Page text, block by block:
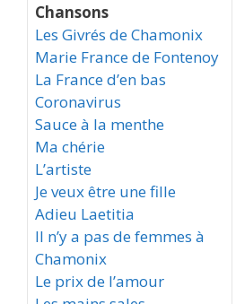
Chansons
Les Givrés de Chamonix
Marie France de Fontenoy
La France d’en bas
Coronavirus
Sauce à la menthe
Ma chérie
L’artiste
Je veux être une fille
Adieu Laetitia
Il n’y a pas de femmes à
Chamonix
Le prix de l’amour